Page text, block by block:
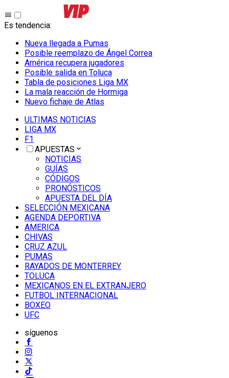
Es tendencia:
Nueva llegada a Pumas
Posible reemplazo de Ángel Correa
América recupera jugadores
Posible salida en Toluca
Tabla de posiciones Liga MX
La mala reacción de Hormiga
Nuevo fichaje de Atlas
ULTIMAS NOTICIAS
LIGA MX
F1
APUESTAS
NOTICIAS
GUÍAS
CÓDIGOS
PRONÓSTICOS
APUESTA DEL DÍA
SELECCIÓN MEXICANA
AGENDA DEPORTIVA
AMERICA
CHIVAS
CRUZ AZUL
PUMAS
RAYADOS DE MONTERREY
TOLUCA
MEXICANOS EN EL EXTRANJERO
FUTBOL INTERNACIONAL
BOXEO
UFC
síguenos